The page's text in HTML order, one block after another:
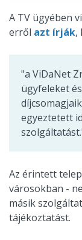
A TV ügyében
erről azt írják,
"a ViDaNet
ügyfeleket
egyeztetett
Az érintett
városokban -
másik
tájékoztatást.